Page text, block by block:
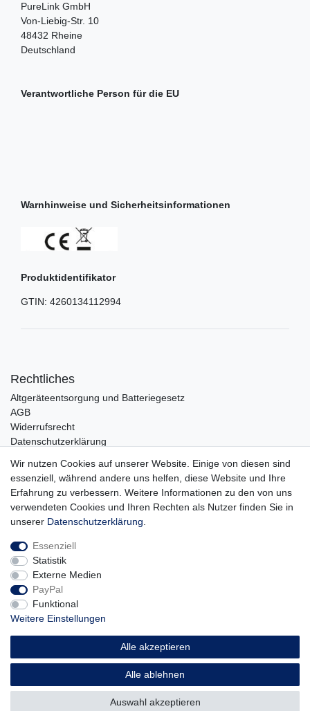
PureLink GmbH
Von-Liebig-Str. 10
48432 Rheine
Deutschland
Verantwortliche Person für die EU
Warnhinweise und Sicherheitsinformationen
Produktidentifikator
GTIN: 4260134112994
Rechtliches
Altgeräteentsorgung und Batteriegesetz
AGB
Widerrufsrecht
Datenschutzerklärung
Impressum
Service
Zahlungsarten
Lieferung und Abholung
Unternehmen
Über uns
Karriere
Kontakt
Vertrag widerrufen
Wir nutzen Cookies auf unserer Website. Einige von diesen sind
essenziell, während andere uns helfen, diese Website und Ihre
Erfahrung zu verbessern. Weitere Informationen zu den von uns
verwendeten Cookies und Ihren Rechten als Nutzer finden Sie in
unserer Daten­schutz­erklärung
Essenziell
Statistik
Externe Medien
PayPal
Funktional
Weitere Einstellungen
Alle akzeptieren
Alle ablehnen
Auswahl akzeptieren